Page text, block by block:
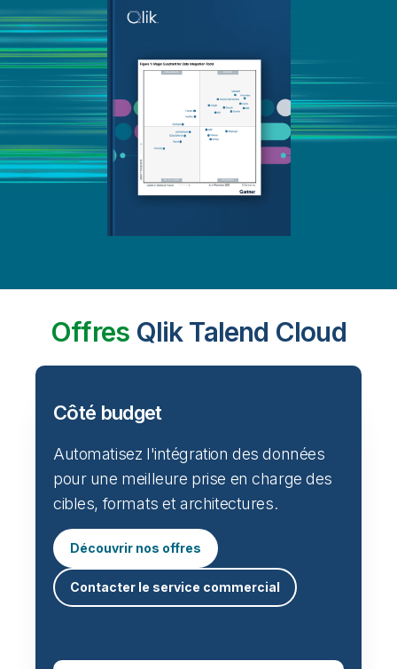
OffresQlik Talend Cloud
Côté budget
Automatisez l'intégration des données
pour une meilleure prise en charge des
cibles, formats et architectures.
Découvrir nos offres
Contacter le service commercial